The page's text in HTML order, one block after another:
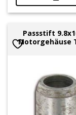
Passstift
Motorgehäuse